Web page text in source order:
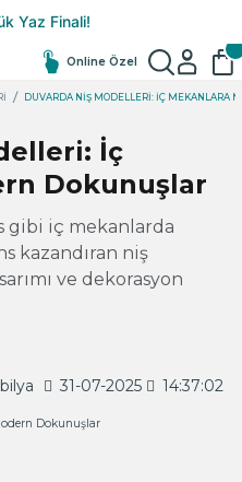
Online Özel
DUVARDA NIŞ MODELLERI: İÇ MEKANLARA
İç
Dokunuşlar
gibi iç mekanlarda
kazandıran niş
ve dekorasyon
31-07-2025 14:37:02